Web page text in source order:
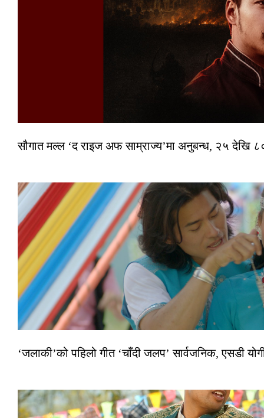
सौगात मल्ल ‘द राइज अफ साम्राज्य’मा अनुबन्ध, २५ देखि
‘जलाकी’को पहिलो गीत ‘चाँदी जलप’ सार्वजनिक, एसडी